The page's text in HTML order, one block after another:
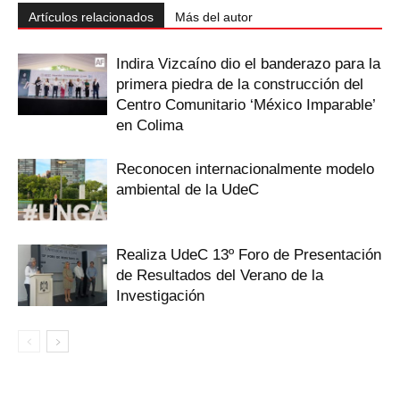
Artículos relacionados Más del autor
Indira Vizcaíno dio el banderazo para la
primera piedra de la construcción del
Centro Comunitario ‘México Imparable’
en Colima
Reconocen internacionalmente modelo
ambiental de la UdeC
Realiza UdeC 13º Foro de Presentación
de Resultados del Verano de la
Investigación